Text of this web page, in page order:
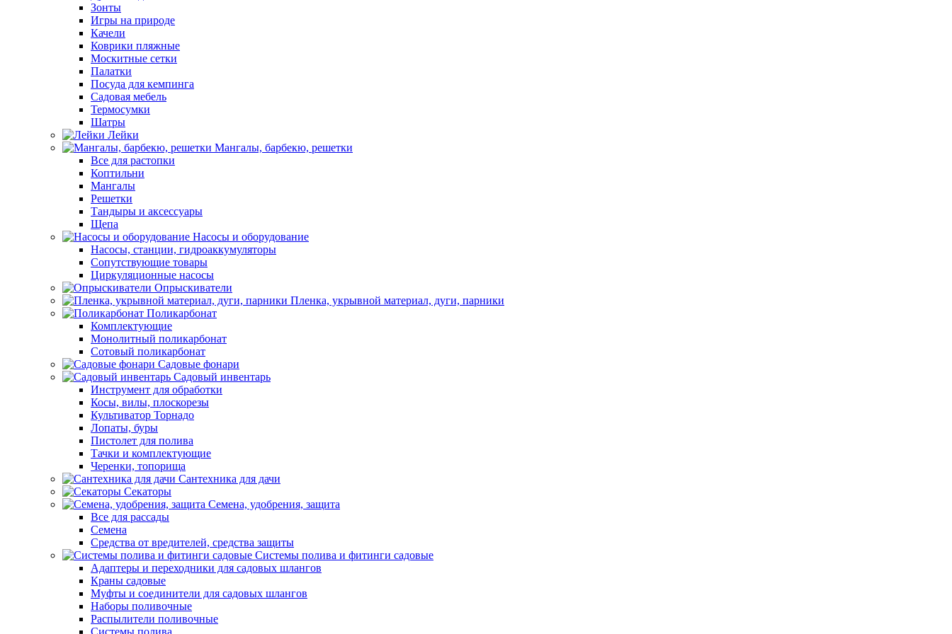
Зонты
Игры на природе
Качели
Коврики пляжные
Москитные сетки
Палатки
Посуда для кемпинга
Садовая мебель
Термосумки
Шатры
Лейки
Мангалы, барбекю, решетки
Все для растопки
Коптильни
Мангалы
Решетки
Тандыры и аксессуары
Щепа
Насосы и оборудование
Насосы, станции, гидроаккумуляторы
Сопутствующие товары
Циркуляционные насосы
Опрыскиватели
Пленка, укрывной материал, дуги, парники
Поликарбонат
Комплектующие
Монолитный поликарбонат
Сотовый поликарбонат
Садовые фонари
Садовый инвентарь
Инструмент для обработки
Косы, вилы, плоскорезы
Культиватор Торнадо
Лопаты, буры
Пистолет для полива
Тачки и комплектующие
Черенки, топорища
Сантехника для дачи
Секаторы
Семена, удобрения, защита
Все для рассады
Семена
Средства от вредителей, средства защиты
Системы полива и фитинги садовые
Адаптеры и переходники для садовых шлангов
Краны садовые
Муфты и соединители для садовых шлангов
Наборы поливочные
Распылители поливочные
Системы полива